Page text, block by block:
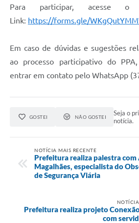
Para participar, acesse o
Link: https://forms.gle/
Em caso de dúvidas e sugestões
ao processo participativo do
entrar em contato pelo WhatsApp
GOSTEI NÃO GOSTEI
Seja o
notícia.
NOTÍCIA MAIS RECENTE
Prefeitura realiza palestra
Magalhães, especialista do
de Segurança Viária
Prefeitura realiza projeto
com